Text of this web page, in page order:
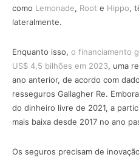
como Lemonade, Root e Hippo,
lateralmente.
Enquanto isso, o financiamento
US$ 4,5 bilhões em 2023, uma
ano anterior, de acordo com
resseguros Gallagher Re.
do dinheiro livre de 2021, a
mais baixa desde 2017 no ano
Os seguros precisam de